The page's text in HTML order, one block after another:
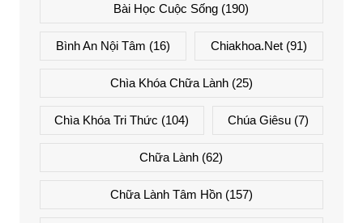
Bài Học Cuộc Sống (190)
Bình An Nội Tâm (16) Chiakhoa.net (91)
Chìa Khóa Chữa Lành(25)
Chìa Khóa Tri Thức (104) Chúa Giêsu(7)
Chữa Lành (62)
Chữa Lành Tâm Hồn(157)